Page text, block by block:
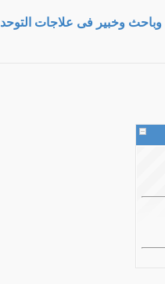
وباحث وخبير فى علاجات التوحد